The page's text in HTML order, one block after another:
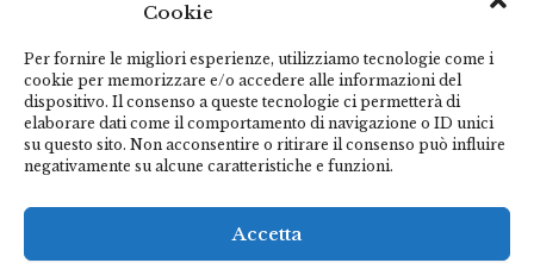
Cookie
Per fornire le migliori esperienze, utilizziamo tecnologie come i
cookie per memorizzare e/o accedere alle informazioni del
dispositivo. Il consenso a queste tecnologie ci permetterà di
elaborare dati come il comportamento di navigazione o ID unici
su questo sito. Non acconsentire o ritirare il consenso può influire
negativamente su alcune caratteristiche e funzioni.
Accetta
Email*